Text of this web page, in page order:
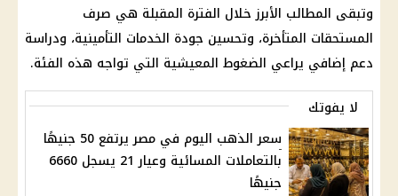
وتبقى المطالب الأبرز خلال الفترة المقبلة هي صرف
المستحقات المتأخرة، وتحسين جودة الخدمات التأمينية، ودراسة
دعم إضافي يراعي الضغوط المعيشية التي تواجه هذه الفئة.
لا يفوتك
سعر الذهب اليوم في مصر يرتفع 50 جنيهًا
بالتعاملات المسائية وعيار 21 يسجل 6660
جنيهًا